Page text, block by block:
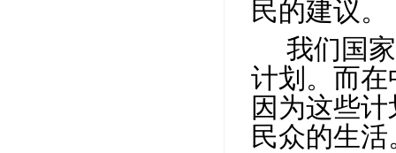
民的建议。
我们国
计划。而
因为这些
民众的生活